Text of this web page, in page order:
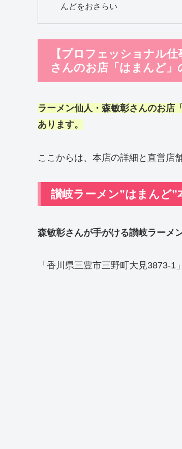
んどをおさらい
【プロフェッショナル
さんのお店「はまんど」
ラーメン仙人・ 森敏彰さんのお店
あります。
ここからは、本店の詳細と直営店
讃岐ラーメン”はまんど”
森敏彰さんが手がける讃岐ラーメ
「香川県三豊市三野町大見3873-1